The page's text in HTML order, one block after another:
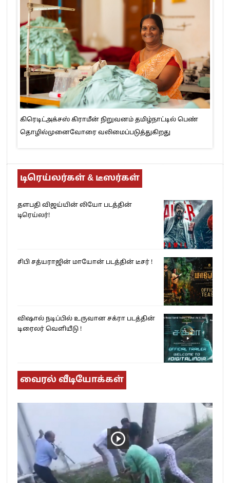
கிரெடிட்அக்சஸ் கிராமீன் நிறுவனம் தமிழ்நாட்டில் பெண்
தொழில்முனைவோரை வலிமைப்படுத்துகிறது
டிரெய்லர்கள் & டீஸர்கள்
தளபதி விஜய்யின் லியோ படத்தின்
டிரெய்லர்!
சிபி சத்யராஜின் மாயோன் படத்தின் டீசர் !
விஷால் நடிப்பில் உருவான சக்ரா படத்தின்
டிரைலர் வெளியீடு !
வைரல் வீடியோக்கள்